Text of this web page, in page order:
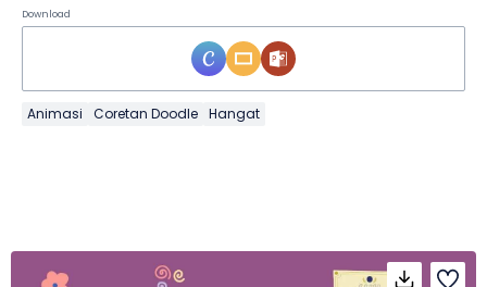
Download
Animasi Coretan Doodle Hangat